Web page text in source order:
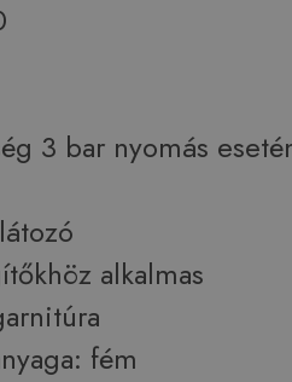
3 bar nyomás
alkalmas
fém